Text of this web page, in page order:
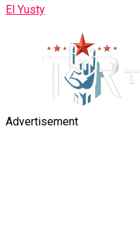
El Yusty
Advertisement